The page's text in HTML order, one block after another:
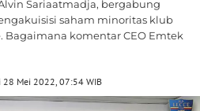
Sariaatmadja, bergabung
saham minoritas klub
Bagaimana komentar CEO Emtek
28 Mei 2022, 07:54 WIB